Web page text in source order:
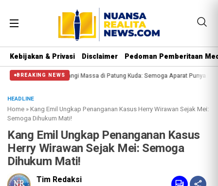
Kebijakan & Privasi Disclaimer Pedoman Pemberitaan
BREAKING NEWS
Halangi Massa di Patung Kuda: Semoga Aparat Punya Hati Nurani
HEADLINE
Home »Kang Emil Ungkap Penanganan Kasus Herry Wirawan Sejak Mei:
Semoga Dihukum Mati!
Kang Emil Ungkap Penanganan Kasus
Herry Wirawan Sejak Mei: Semoga
Dihukum Mati!
Tim Redaksi